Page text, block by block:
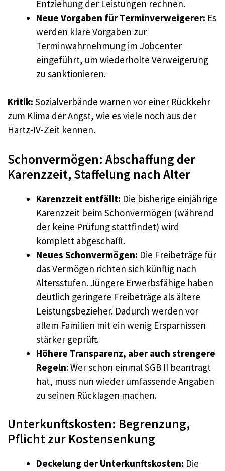
Entziehung der Leistungen rechnen.
Neue Vorgaben für Terminverweigerer: Es
werden klare Vorgaben zur
Terminwahrnehmung im Jobcenter
eingeführt, um wiederholte Verweigerung
zu sanktionieren.
Kritik: Sozialverbände warnen vor einer Rückkehr
zum Klima der Angst, wie es viele noch aus der
Hartz-IV-Zeit kennen.
Schonvermögen: Abschaffung der
Karenzzeit, Staffelung nach Alter
Karenzzeit entfällt: Die bisherige einjährige
Karenzzeit beim Schonvermögen (während
der keine Prüfung stattfindet) wird
komplett abgeschafft.
Neues Schonvermögen: Die Freibeträge für
das Vermögen richten sich künftig nach
Altersstufen. Jüngere Erwerbsfähige haben
deutlich geringere Freibeträge als ältere
Leistungsbezieher. Dadurch werden vor
allem Familien mit ein wenig Ersparnissen
stärker geprüft.
Höhere Transparenz, aber auch strengere
Regeln: Wer schon einmal SGB II beantragt
hat, muss nun wieder umfassende Angaben
zu seinen Rücklagen machen.
Unterkunftskosten: Begrenzung,
Pflicht zur Kostensenkung
Deckelung der Unterkunftskosten: Die